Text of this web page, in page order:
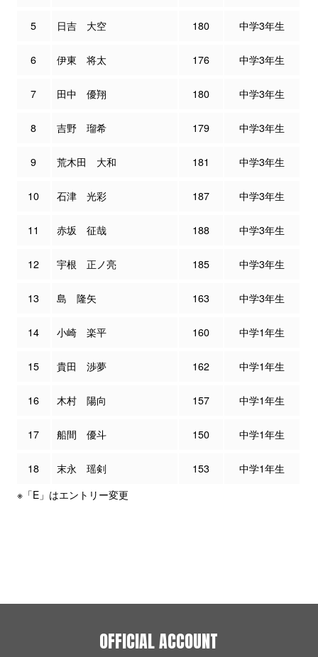
5 日吉 大空 180 中学3年生
6 伊東 将太 176 中学3年生
7 田中 優翔 180 中学3年生
8 吉野 瑠希 179 中学3年生
9 荒木田 大和 181 中学3年生
10 石津 光彩 187 中学3年生
11 赤坂 征哉 188 中学3年生
12 宇根 正ノ亮 185 中学3年生
13 島 隆矢 163 中学3年生
14 小崎 楽平 160 中学1年生
15 貴田 渉夢 162 中学1年生
16 木村 陽向 157 中学1年生
17 船間 優斗 150 中学1年生
18 末永 瑶剣 153
中学1年生
※「E」はエントリー変更
OFFICIAL ACCOUNT